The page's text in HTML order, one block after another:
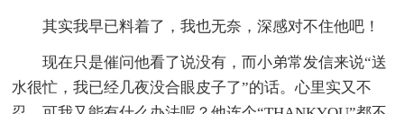
其实我早已料着了，我也无奈，深感对不住他吧！
现在只是催问他看了说没有，而小弟常发信来说“送
水很忙，我已经几夜没合眼皮子了”的话。心里实又不